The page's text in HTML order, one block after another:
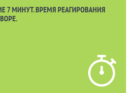
7 МИНУТ. ВРЕМЯ РЕАГИРОВАНИЯ